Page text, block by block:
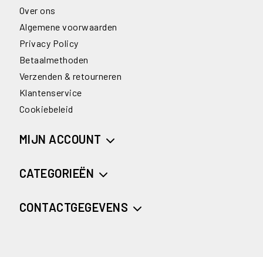
Over ons
Algemene voorwaarden
Privacy Policy
Betaalmethoden
Verzenden & retourneren
Klantenservice
Cookiebeleid
MIJN ACCOUNT
CATEGORIEËN
CONTACTGEGEVENS